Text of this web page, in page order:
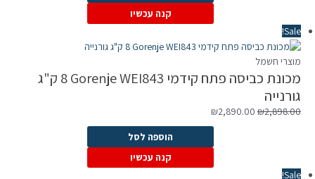
₪6,220.00.קנה עכשיו
Sale!
מוצרי חשמל
מכונת כביסה ‏פתח קידמי Gorenje WEI843 ‏8 ‏ק"ג
גורנייה
₪2,898.00
המחיר
₪2,890.00
הנוכחי
₪2,890.00.
הוספה לסל
קנה עכשיו
Sale!